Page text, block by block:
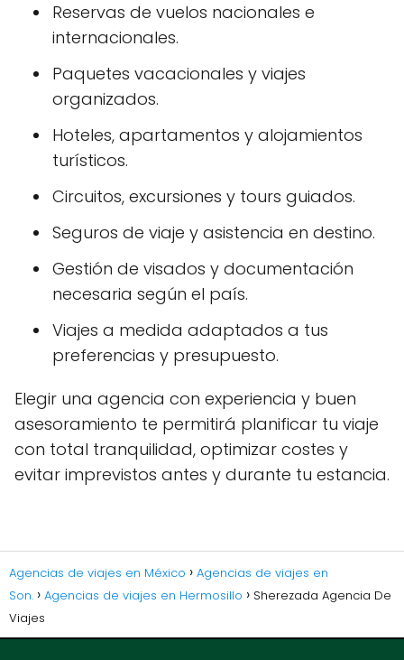
Reservas de vuelos nacionales e
internacionales.
Paquetes vacacionales y viajes
organizados.
Hoteles, apartamentos y alojamientos
turísticos.
Circuitos, excursiones y tours guiados.
Seguros de viaje y asistencia en destino.
Gestión de visados y documentación
necesaria según el país.
Viajes a medida adaptados a tus
preferencias y presupuesto.
Elegir una agencia con experiencia y buen
asesoramiento te permitirá planificar tu viaje
con total tranquilidad, optimizar costes y
evitar imprevistos antes y durante tu estancia.
Agencias de viajes en México
Agencias de viajes en
Son.
Agencias de viajes en Hermosillo
Sherezada Agencia De
Viajes